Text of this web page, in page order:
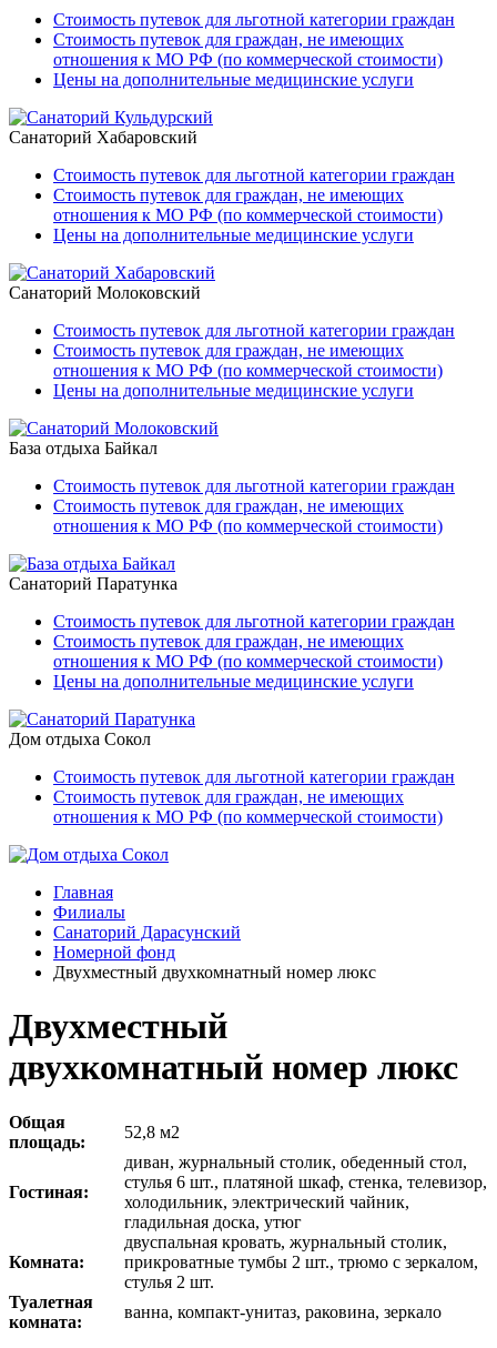
Стоимость путевок для льготной категории граждан
Стоимость путевок для граждан, не имеющих
отношения к МО РФ (по коммерческой стоимости)
Цены на дополнительные медицинские услуги
Санаторий Хабаровский
Стоимость путевок для льготной категории граждан
Стоимость путевок для граждан, не имеющих
отношения к МО РФ (по коммерческой стоимости)
Цены на дополнительные медицинские услуги
Санаторий Молоковский
Стоимость путевок для льготной категории граждан
Стоимость путевок для граждан, не имеющих
отношения к МО РФ (по коммерческой стоимости)
Цены на дополнительные медицинские услуги
База отдыха Байкал
Стоимость путевок для льготной категории граждан
Стоимость путевок для граждан, не имеющих
отношения к МО РФ (по коммерческой стоимости)
Санаторий Паратунка
Стоимость путевок для льготной категории граждан
Стоимость путевок для граждан, не имеющих
отношения к МО РФ (по коммерческой стоимости)
Цены на дополнительные медицинские услуги
Дом отдыха Сокол
Стоимость путевок для льготной категории граждан
Стоимость путевок для граждан, не имеющих
отношения к МО РФ (по коммерческой стоимости)
Главная
Филиалы
Санаторий Дарасунский
Номерной фонд
Двухместный двухкомнатный номер люкс
Двухместный
двухкомнатный номер люкс
Общая
площадь:
52,8 м2
Гостиная:
диван, журнальный столик, обеденный стол,
стулья 6 шт., платяной шкаф, стенка, телевизор,
холодильник, электрический чайник,
гладильная доска, утюг
Комната:
двуспальная кровать, журнальный столик,
прикроватные тумбы 2 шт., трюмо с зеркалом,
стулья 2 шт.
Туалетная
комната:
ванна, компакт-унитаз, раковина, зеркало